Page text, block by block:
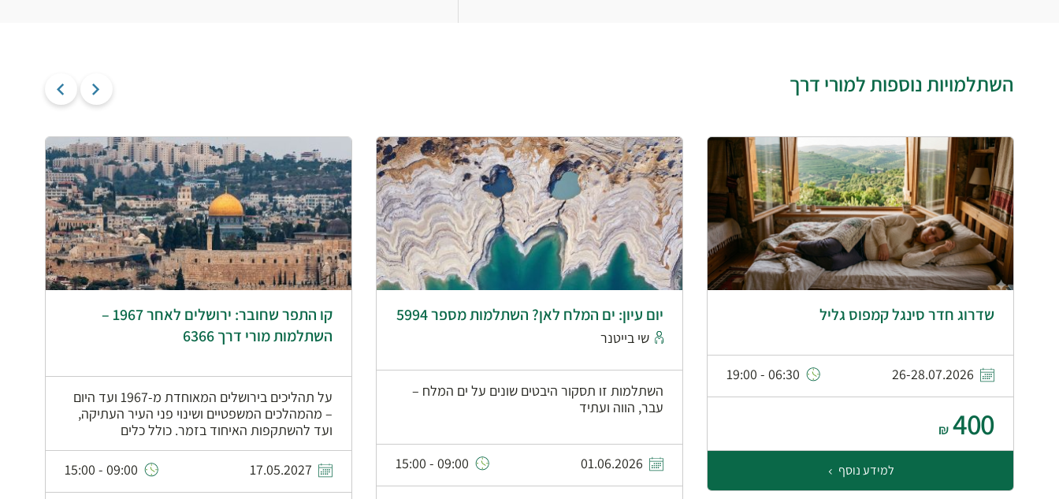
השתלמויות נוספות למורי דרך
שדרוג חדר סינגל קמפוס גליל
26-28.07.2026
06:30 - 19:00
400
₪
למידע נוסף
יום עיון: ים המלח לאן? השתלמות מספר 5994
שי בייטנר
השתלמות זו תסקור היבטים שונים על ים המלח –
עבר, הווה ועתיד
01.06.2026
09:00 - 15:00
קו התפר שחובר: ירושלים לאחר 1967 –
השתלמות מורי דרך 6366
על תהליכים בירושלים המאוחדת מ-1967 ועד היום
– מהמהלכים המשפטיים ושינוי פני העיר העתיקה,
ועד להשתקפות האיחוד בזמר. כולל כלים
17.05.2027
09:00 - 15:00